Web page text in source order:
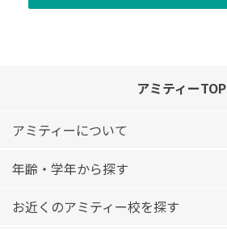
アミティーTOP
アミティーについて
年齢・学年から探す
お近くのアミティー校を探す